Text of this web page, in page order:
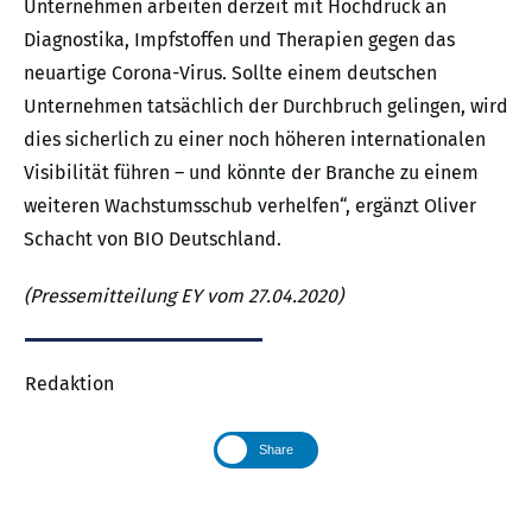
Unternehmen arbeiten derzeit mit Hochdruck an
Diagnostika, Impfstoffen und Therapien gegen das
neuartige Corona-Virus. Sollte einem deutschen
Unternehmen tatsächlich der Durchbruch gelingen, wird
dies sicherlich zu einer noch höheren internationalen
Visibilität führen – und könnte der Branche zu einem
weiteren Wachstumsschub verhelfen“, ergänzt Oliver
Schacht von BIO Deutschland.
(Pressemitteilung EY vom 27.04.2020)
Redaktion
Share